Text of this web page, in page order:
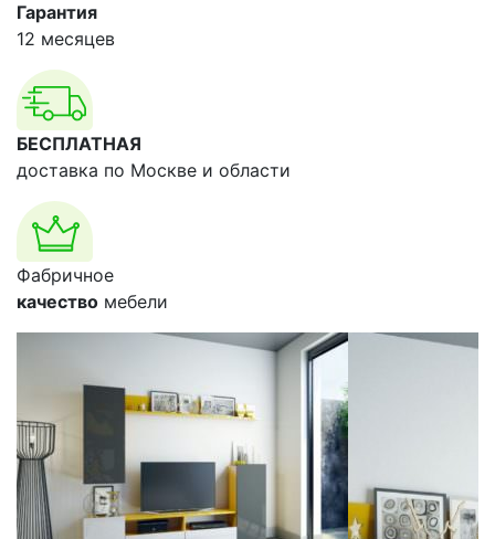
Гарантия
12 месяцев
БЕСПЛАТНАЯ
доставка по Москве и области
Фабричное
качество мебели